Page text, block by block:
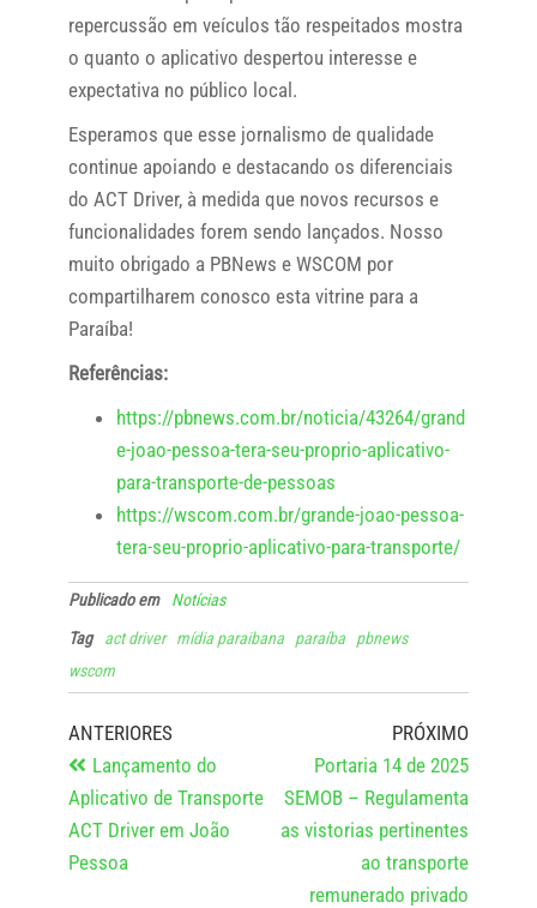
repercussão em veículos tão respeitados mostra
o quanto o aplicativo despertou interesse e
expectativa no público local.
Esperamos que esse jornalismo de qualidade
continue apoiando e destacando os diferenciais
do ACT Driver, à medida que novos recursos e
funcionalidades forem sendo lançados. Nosso
muito obrigado a PBNews e WSCOM por
compartilharem conosco esta vitrine para a
Paraíba!
Referências:
https://pbnews.com.br/noticia/43264/grand
e-joao-pessoa-tera-seu-proprio-aplicativo-
para-transporte-de-pessoas
https://wscom.com.br/grande-joao-pessoa-
tera-seu-proprio-aplicativo-para-transporte/
Publicado em
Notícias
Tag
act driver mídia paraibana paraíba
pbnews
wscom
ANTERIORES
Lançamento do
Aplicativo de Transporte
ACT Driver em João
Pessoa
PRÓXIMO
Portaria 14 de 2025
SEMOB – Regulamenta
as vistorias pertinentes
ao transporte
remunerado privado